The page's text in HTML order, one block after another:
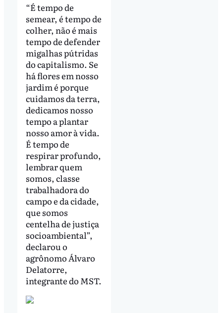
“É tempo de
semear, é tempo de
colher, não é mais
tempo de defender
migalhas pútridas
do capitalismo. Se
há flores em nosso
jardim é porque
cuidamos da terra,
dedicamos nosso
tempo a plantar
nosso amor à vida.
É tempo de
respirar profundo,
lembrar quem
somos, classe
trabalhadora do
campo e da cidade,
que somos
centelha de justiça
socioambiental”,
declarou o
agrônomo Álvaro
Delatorre,
integrante do MST.